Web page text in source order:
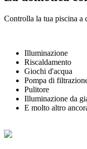
Controlla la tua piscina a
Illuminazione
Riscaldamento
Giochi d'acqua
Pompa di
Pulitore
Illuminazione da
E molto altro